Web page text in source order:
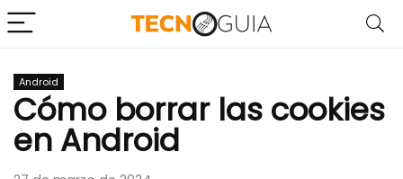
Android
Cómo borrar las cookies
en Android